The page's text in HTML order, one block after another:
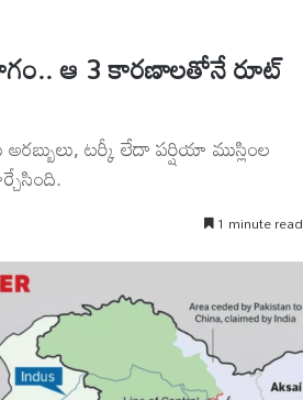
రాగం.. ఆ 3 కారణాలతోనే రూట్
టర్కీ లేదా పర్షియా ముస్లింల
1 minute read